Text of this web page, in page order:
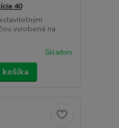
40
vyrobená na
Skladom